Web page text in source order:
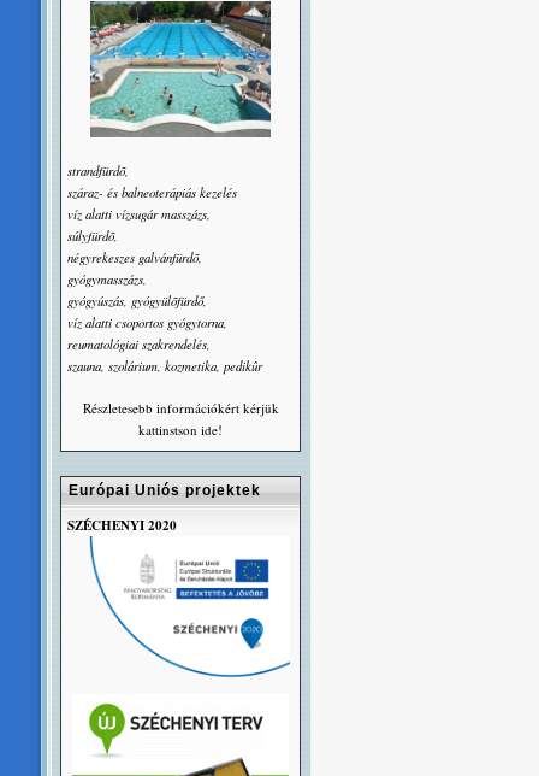
strandfürdõ,
száraz- és balneoterápiás kezelés
víz alatti vízsugár masszázs,
súlyfürdõ,
négyrekeszes galvánfürdõ,
gyógymasszázs,
gyógyúszás, gyógyülõfürdő,
víz alatti csoportos gyógytorna,
reumatológiai szakrendelés,
szauna, szolárium, kozmetika, pedikûr
Részletesebb információkért kérjük
kattinstson ide!
Európai Uniós projektek
SZÉCHENYI 2020